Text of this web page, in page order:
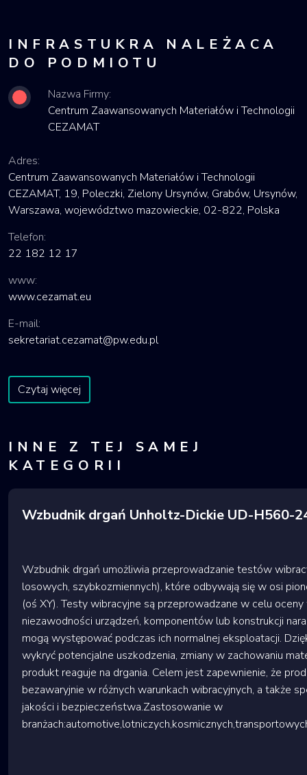
INFRASTUKRA NALEŻACA
DO PODMIOTU
Nazwa Firmy:
Centrum Zaawansowanych Materiałów i Technologii
CEZAMAT
Adres:
Centrum Zaawansowanych Materiałów i Technologii
CEZAMAT, 19, Poleczki, Zielony Ursynów, Grabów, Ursynów,
Warszawa, województwo mazowieckie, 02-822, Polska
Telefon:
22 182 12 17
www:
www.cezamat.eu
E-mail:
sekretariat.cezamat@pw.edu.pl
Czytaj więcej
INNE Z TEJ SAMEJ
KATEGORII
Wzbudnik drgań Unholtz-Dickie UD-H560-
Wzbudnik drgań umożliwia przeprowadzanie testów
losowych, szybkozmiennych), które odbywają się w osi
(oś XY). Testy wibracyjne są przeprowadzane w celu
niezawodności urządzeń, komponentów lub konstrukcji
mogą występować podczas ich normalnej eksploatacji.
wykryć potencjalne uszkodzenia, zmiany w zachowaniu
produkt reaguje na drgania. Celem jest zapewnienie, że
bezawaryjnie w różnych warunkach wibracyjnych, a także
jakości i bezpieczeństwa.Zastosowanie w